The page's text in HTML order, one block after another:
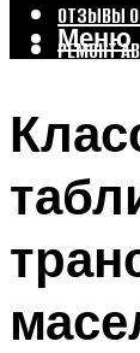
ОТЗЫВЫ О
РЕМОНТ
Меню